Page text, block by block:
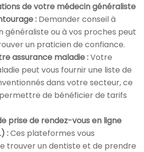
de votre médecin généraliste
: Demander conseil à
généraliste ou à vos proches peut
un praticien de confiance.
assurance maladie :Votre
peut vous fournir une liste de
dans votre secteur, ce
de bénéficier de tarifs
prise de rendez-vous en ligne
:Ces plateformes vous
trouver un dentiste et de prendre